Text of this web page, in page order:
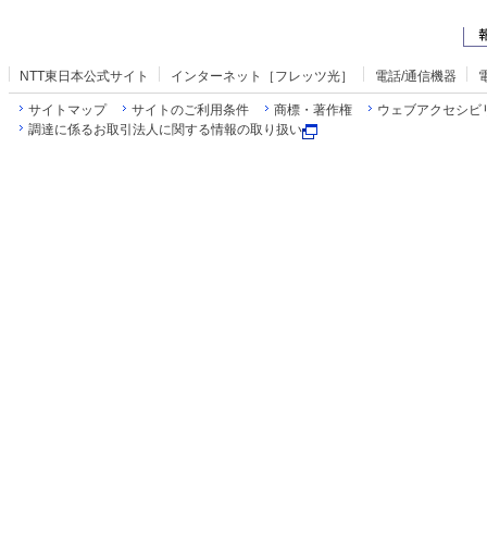
NTT東日本公式サイト インターネット［フレッツ光］ 電話/通信機器
サイトマップ サイトのご利用条件 商標・著作権
ウェブアクセシビ
調達に係るお取引法人に関する情報の取り扱い